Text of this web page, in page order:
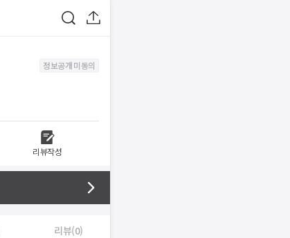
정보공개 미동의
리뷰작성
리뷰(0)